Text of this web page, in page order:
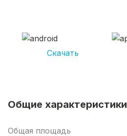
Скачать
Общие характеристики
Общая площадь